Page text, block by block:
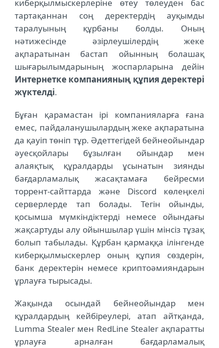
киберқылмыскерлеріне өтеу төлеуден бас
тартақаннан соң деректердің ауқымды
таралуының құрбаны болды. Оның
нәтижесінде әзірлеушілердің жеке
ақпаратынан бастап ойынның болашақ
шығарылымдарының жоспарларына дейін
Интернетке компанияның құпия деректері
жүктелді.
Бұған қарамастан ірі компанияларға ғана
емес, пайдаланушылардың жеке ақпаратына
да қауіп төніп тұр. Әдеттегідей бейнеойындар
әуесқойлары бұзылған ойындар мен
алаяқтық құралдарды ұсынатын зиянды
бағдарламалық жасақтамаға бейресми
торрент-сайттарда және Discord көлеңкелі
серверлерде тап болады. Тегін ойынды,
қосымша мүмкіндіктерді немесе ойындағы
жақсартуды алу ойыншылар үшін мінсіз тұзақ
болып табылады. Құрбан қармаққа ілінгенде
киберқылмыскерлер оның құпия сөздерін,
банк деректерін немесе криптоәмияндарын
ұрлауға тырысады.
Жақында осындай бейнеойындар мен
құралдардың кейбіреулері, атап айтқанда,
Lumma Stealer мен RedLine Stealer ақпаратты
ұрлауға арналған бағдарламалық